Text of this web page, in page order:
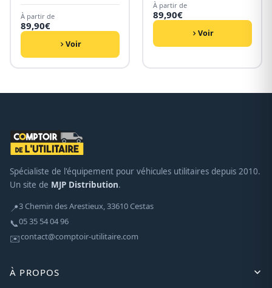
À partir de
89,90€
Voir
À partir de
89,90€
Voir
Spécialiste de l'équipement pour véhicules utilitaires depuis 2010.
Un site de MJP Distribution.
📍3 Chemin des Arestieux, 33610 Cestas
📞05 35 54 04 96
✉️contact@comptoir-utilitaire.com
À PROPOS